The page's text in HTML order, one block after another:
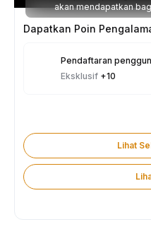
akan mendapatkan
Pendaftaran
Eksklusif +10
Lihat